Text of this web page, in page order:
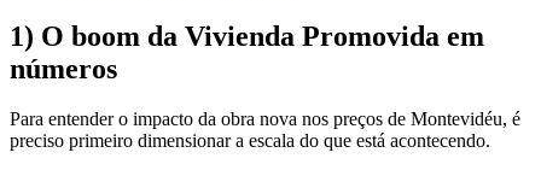
1) O boom da Vivienda Promovida em
números
Para entender o impacto da obra nova nos preços de Montevidéu, é
preciso primeiro dimensionar a escala do que está acontecendo.